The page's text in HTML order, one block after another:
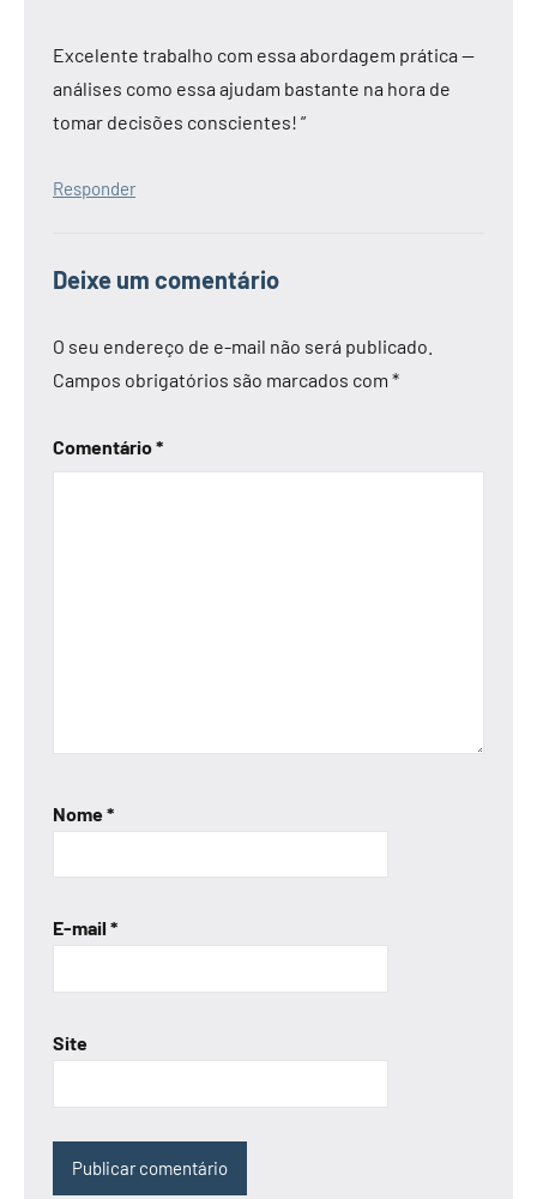
Excelente trabalho com essa abordagem prática —
análises como essa ajudam bastante na hora de
tomar decisões conscientes! ”
Responder
Deixe um comentário
O seu endereço de e-mail não será publicado.
Campos obrigatórios são marcados com *
Comentário*
Nome*
E-mail *
Site